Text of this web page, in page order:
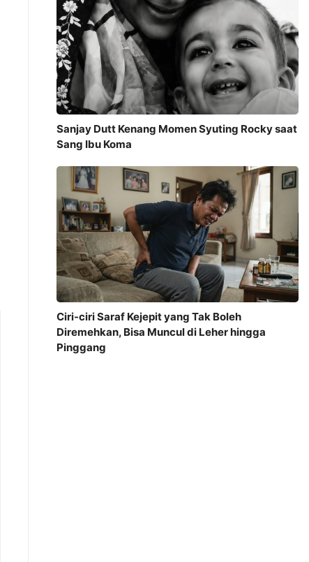
Sanjay Dutt Kenang Momen Syuting Rocky saat
Sang Ibu Koma
Ciri-ciri Saraf Kejepit yang Tak Boleh
Diremehkan, Bisa Muncul di Leher hingga
Pinggang